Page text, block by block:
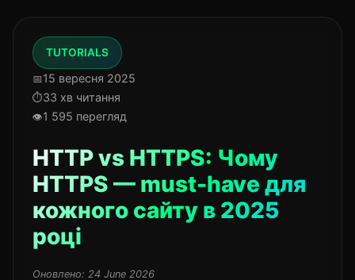
TUTORIALS
15 вересня 2025
33 хв читання
1 595 перегляд
HTTP vs HTTPS: Чому
HTTPS — must-have для
кожного сайту в 2025
році
Оновлено: 24 June 2026